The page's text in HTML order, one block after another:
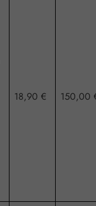
18,90 € 150,00